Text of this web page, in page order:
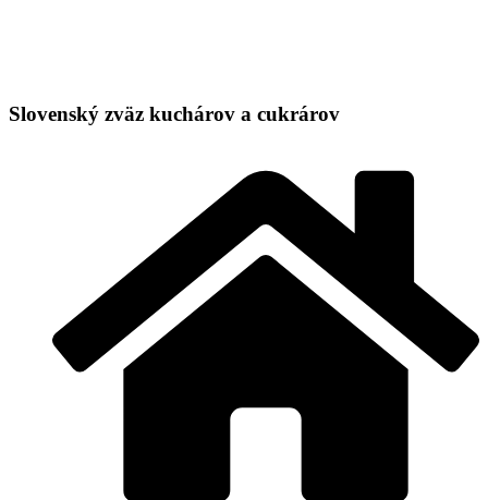
Slovenský zväz kuchárov a cukrárov